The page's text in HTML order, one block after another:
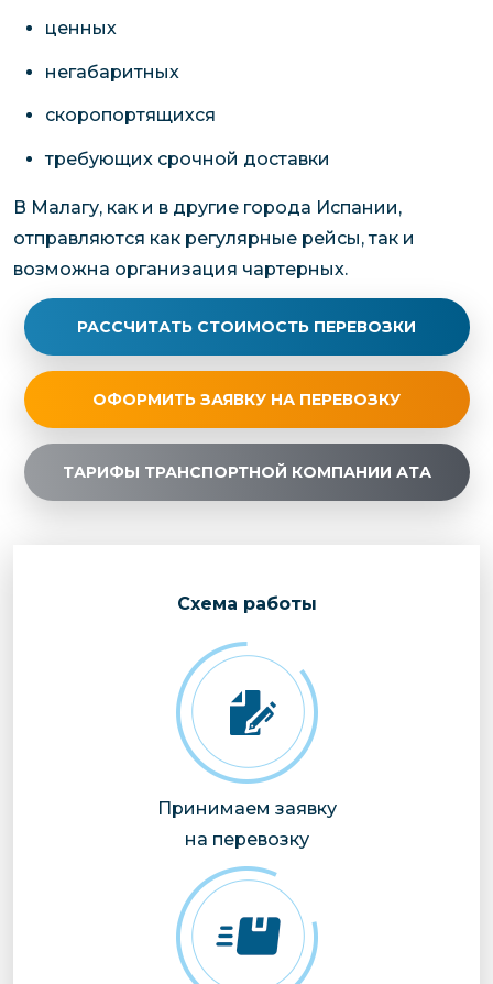
ценных
негабаритных
скоропортящихся
требующих срочной доставки
В Малагу, как и в другие города Испании,
отправляются как регулярные рейсы, так и
возможна организация чартерных.
РАССЧИТАТЬ СТОИМОСТЬ ПЕРЕВОЗКИ
ОФОРМИТЬ ЗАЯВКУ НА ПЕРЕВОЗКУ
ТАРИФЫ ТРАНСПОРТНОЙ КОМПАНИИ АТА
Cхема работы
Принимаем заявку
на перевозку